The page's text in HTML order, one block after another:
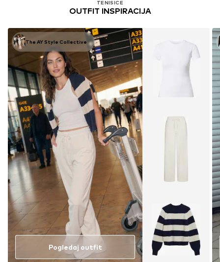
TENISICE
OUTFIT INSPIRACIJA
The AY Style Collective
Pogledaj outfit